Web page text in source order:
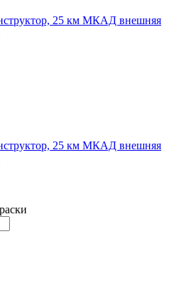
25 км МКАД внешняя
25 км МКАД внешняя